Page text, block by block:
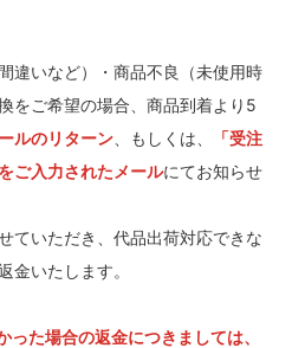
違いなど）・商品不良（未使用時
をご希望の場合、商品到着より5
ルのリターン 、もしくは、
「受注
ご入力されたメールにてお知らせ
ていただき、代品出荷対応できな
金いたします。
た場合の返金につきましては、